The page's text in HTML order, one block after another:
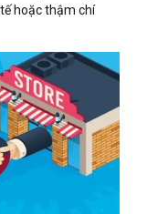
hoặc thậm chí